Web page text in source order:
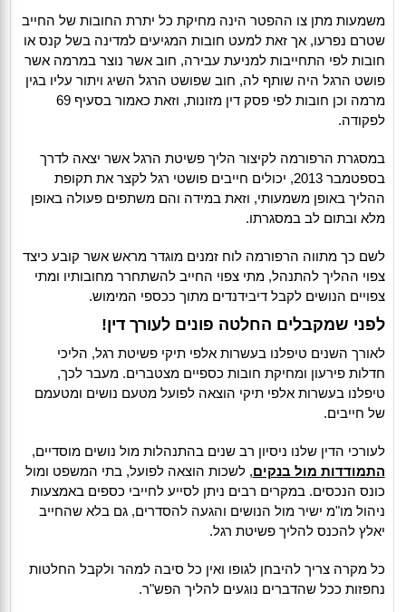
משמעות מתן צו ההפטר הינה מחיקת כל יתרת החובות של החייב
שטרם נפרעו, אך זאת למעט חובות המגיעים למדינה בשל קנס או
חובות לפי התחייבות למניעת עבירה, חוב אשר נוצר במרמה אשר
פושט הרגל היה שותף לה, חוב שפושט הרגל השיג ויתור עליו בגין
מרמה וכן חובות לפי פסק דין מזונות, וזאת כאמור בסעיף 69
לפקודה.
במסגרת הרפורמה לקיצור הליך פשיטת הרגל אשר יצאה לדרך
בספטמבר 2013, יכולים חייבים פושטי רגל לקצר את תקופת
ההליך באופן משמעותי, וזאת במידה והם משתפים פעולה באופן
מלא ובתום לב במסגרתו.
לשם כך מתווה הרפורמה לוח זמנים מוגדר מראש אשר קובע כיצד
צפוי ההליך להתנהל, מתי צפוי החייב להשתחרר מחובותיו ומתי
צפויים הנושים לקבל דיבידנדים מתוך ככספי המימוש.
לפני שמקבלים החלטה פונים לעורך דין!
לאורך השנים טיפלנו בעשרות אלפי תיקי פשיטת רגל, הליכי
חדלות פירעון ומחיקת חובות כספיים מצטברים. מעבר לכך,
טיפלנו בעשרות אלפי תיקי הוצאה לפועל מטעם נושים ומטעמם
של חייבים.
לעורכי הדין שלנו ניסיון רב שנים בהתנהלות מול נושים מוסדיים,
התמודדות מול בנקים, לשכות הוצאה לפועל, בתי המשפט ומול
כונס הנכסים. במקרים רבים ניתן לסייע לחייבי כספים באמצעות
ניהול מו"מ ישיר מול הנושים והגעה להסדרים, גם בלא שהחייב
יאלץ להכנס להליך פשיטת רגל.
כל מקרה צריך להיבחן לגופו ואין כל סיבה למהר ולקבל החלטות
נחפזות ככל שהדברים נוגעים להליך הפש"ר.